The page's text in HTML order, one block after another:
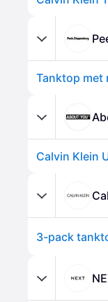
Tanktop met
Calvin Klein
3-pack